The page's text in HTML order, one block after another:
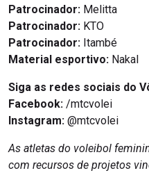
Patrocinador: Melitta
Patrocinador: KTO
Patrocinador: Itambé
Material esportivo: Nakal
Siga as redes sociais do
Facebook: /mtcvolei
Instagram: @mtcvolei
As atletas do voleibol
com recursos de projetos